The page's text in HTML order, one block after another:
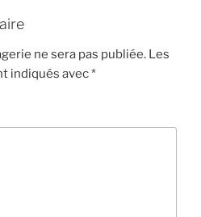
ne sera pas publiée. Les
indiqués avec*